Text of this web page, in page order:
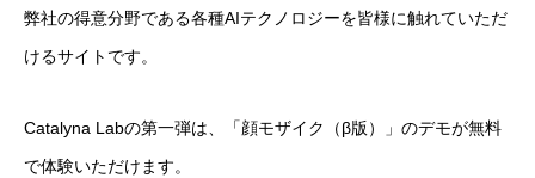
弊社の得意分野である各種AIテクノロジーを皆様に触れていただ
けるサイトです。
Catalyna Labの第一弾は、「顔モザイク（β版）」のデモが無料
で体験いただけます。